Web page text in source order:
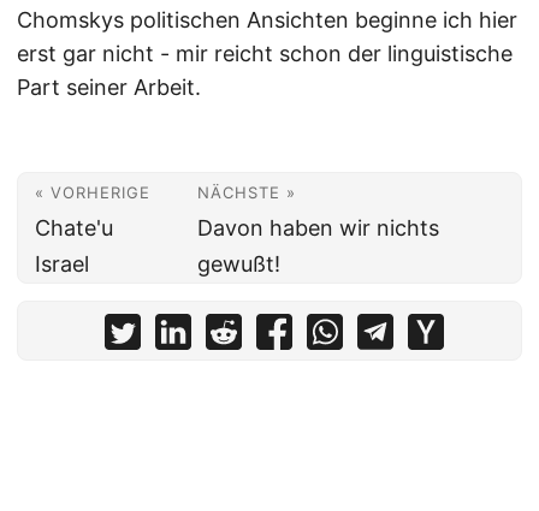
Chomskys politischen Ansichten beginne ich hier
erst gar nicht - mir reicht schon der linguistische
Part seiner Arbeit.
« VORHERIGE
Chate'u
Israel
NÄCHSTE »
Davon haben wir nichts
gewußt!